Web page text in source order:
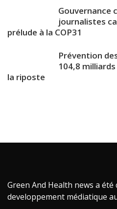
Gouvernance
journalistes
prélude à la COP31
Prévention
104,8
la riposte
Green And Health news a
developpement médiatique